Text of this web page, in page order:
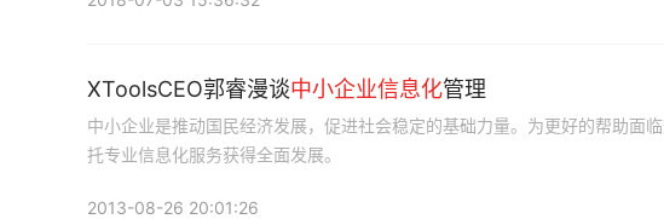
XToolsCEO郭睿漫谈中小企业信息化管理
中小企业是推动国民经济发展，促进社会稳定的基础力量。为更好的帮助面
托专业信息化服务获得全面发展。
2013-08-26 20:01:26